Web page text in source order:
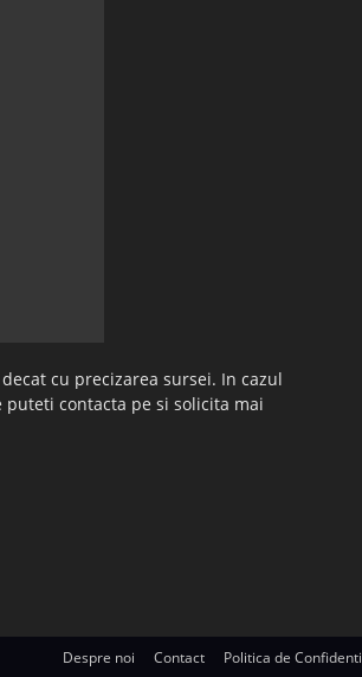
cu precizarea sursei. In cazul
puteti contacta pe si solicita mai
Despre noi Contact Politica de